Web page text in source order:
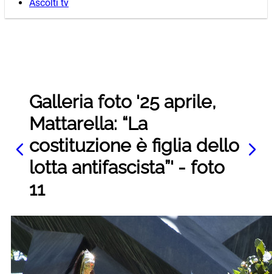
Ascolti tv
Galleria foto '25 aprile,
Mattarella: “La
costituzione è figlia dello
lotta antifascista”' - foto
11